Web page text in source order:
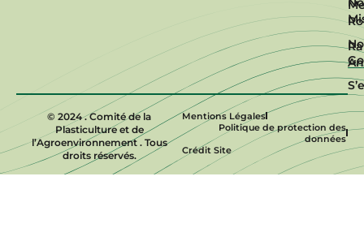
© 2024 . Comité de la
Plasticulture et de
l’Agroenvironnement . Tous
droits réservés.
Mentions Légales
Politique de protection des
données
Crédit Site